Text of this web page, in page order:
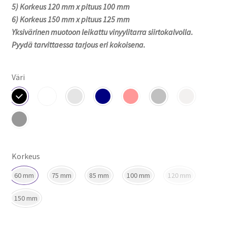
5) Korkeus 120 mm x pituus 100 mm
6) Korkeus 150 mm x pituus 125 mm
Yksivärinen muotoon leikattu vinyylitarra siirtokalvolla.
Pyydä tarvittaessa tarjous eri kokoisena.
Väri
Korkeus
60 mm 75 mm 85 mm 100 mm 120 mm
150 mm